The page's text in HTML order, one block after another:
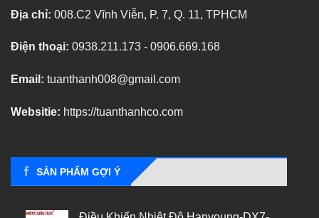
Địa chỉ: 008.C2 Vĩnh Viễn, P. 7, Q. 11, TPHCM
Điện thoại: 0938.211.173 - 0906.669.168
Email: tuanthanh008@gmail.com
Websitie: https://tuanthanhco.com
SẢN PHẨM GỢI Ý